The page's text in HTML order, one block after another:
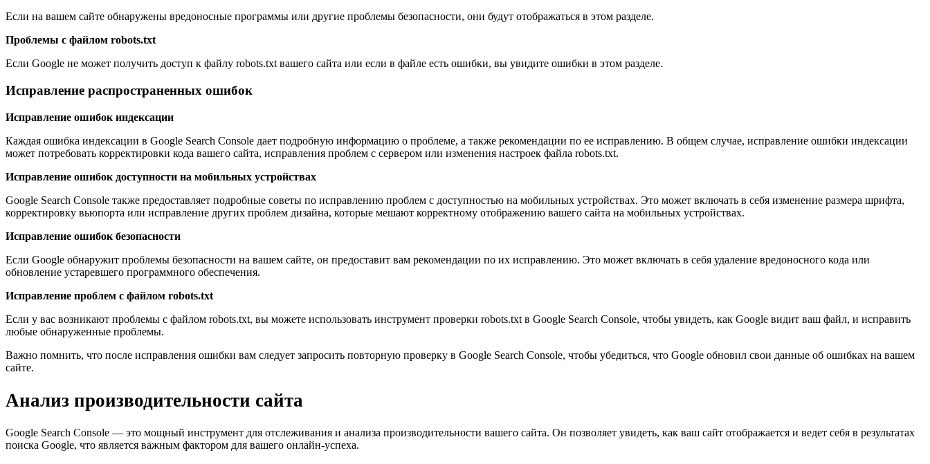
Если на вашем сайте обнаружены вредоносные программы или другие проблемы безопасности, они будут отображаться в этом разделе.
Проблемы с файлом robots.txt
Если Google не может получить доступ к файлу robots.txt вашего сайта или если в файле есть ошибки, вы увидите ошибки в этом разделе.
Исправление распространенных ошибок
Исправление ошибок индексации
Каждая ошибка индексации в Google Search Console дает подробную информацию о проблеме, а также рекомендации по ее исправлению. В общем случае, исправление ошибки индексации
может потребовать корректировки кода вашего сайта, исправления проблем с сервером или изменения настроек файла robots.txt.
Исправление ошибок доступности на мобильных устройствах
Google Search Console также предоставляет подробные советы по исправлению проблем с доступностью на мобильных устройствах. Это может включать в себя изменение размера шрифта,
корректировку вьюпорта или исправление других проблем дизайна, которые мешают корректному отображению вашего сайта на мобильных устройствах.
Исправление ошибок безопасности
Если Google обнаружит проблемы безопасности на вашем сайте, он предоставит вам рекомендации по их исправлению. Это может включать в себя удаление вредоносного кода или
обновление устаревшего программного обеспечения.
Исправление проблем с файлом robots.txt
Если у вас возникают проблемы с файлом robots.txt, вы можете использовать инструмент проверки robots.txt в Google Search Console, чтобы увидеть, как Google видит ваш файл, и исправить
любые обнаруженные проблемы.
Важно помнить, что после исправления ошибки вам следует запросить повторную проверку в Google Search Console, чтобы убедиться, что Google обновил свои данные об ошибках на вашем
сайте.
Анализ производительности сайта
Google Search Console — это мощный инструмент для отслеживания и анализа производительности вашего сайта. Он позволяет увидеть, как ваш сайт отображается и ведет себя в результатах
поиска Google, что является важным фактором для вашего онлайн-успеха.